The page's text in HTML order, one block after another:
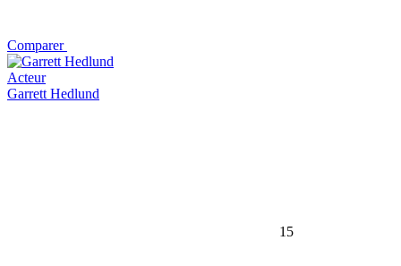
Comparer
Acteur
Garrett Hedlund
15